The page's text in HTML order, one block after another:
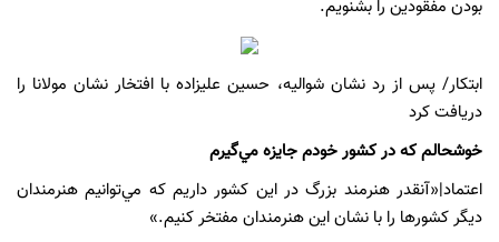
بودن مفقودین را بشنویم.
ابتکار/ پس از رد نشان شواليه، حسين عليزاده با افتخار نشان مولانا را
دريافت كرد
خوشحالم كه در كشور خودم جايزه مي‌گيرم
اعتماد|«آنقدر هنرمند بزرگ در اين كشور داريم كه مي‌توانيم هنرمندان
ديگر كشورها را با نشان اين هنرمندان مفتخر كنيم.»